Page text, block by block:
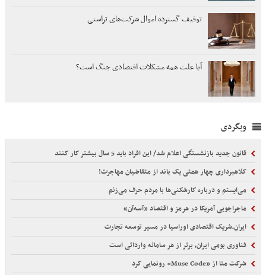
توقیف گسترده اموال شرکت‌های تراستی
آیا علت همه مشکلات اقتصادی جنگ است؟
وبگردی
قانون جدید بازنشستگی اعلام شد/ این افراد باید 5 سال بیشتر کار کنند
کلاهبرداری چهار همتی یک باند از متقاضیان مهاجرت!
می‌ایستم و درباره کارشکنی‌ها با مردم حرف می‌زنم
ماجراجویی آمریکا در هرمز و اقتصاد «آسه‌آن»
ایران،شریک اقتصادی اوراسیا در مسیر توسعه تجارت
فناوری بومی ایران، برتر از هر سامانه وارداتی است
شرکت متا از «Muse Code» رونمایی کرد